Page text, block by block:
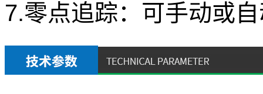
7.零点追踪：可手动或